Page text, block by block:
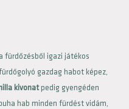
a fürdőzésből igazi játékos
gazdag habot képez,
kivonatpedig gyengéden
hab minden fürdést vidám,